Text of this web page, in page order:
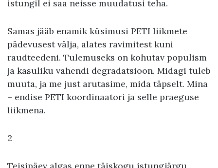
istungil ei saa neisse muudatusi teha.
Samas jääb enamik küsimusi PETI liikmete
pädevusest välja, alates ravimitest kuni
raudteedeni. Tulemuseks on kohutav populism
ja kasuliku vahendi degradatsioon. Midagi tuleb
muuta, ja me just arutasime, mida täpselt. Mina
– endise PETI koordinaatori ja selle praeguse
liikmena.
2
Teisipäev algas enne täiskogu istungjärgu